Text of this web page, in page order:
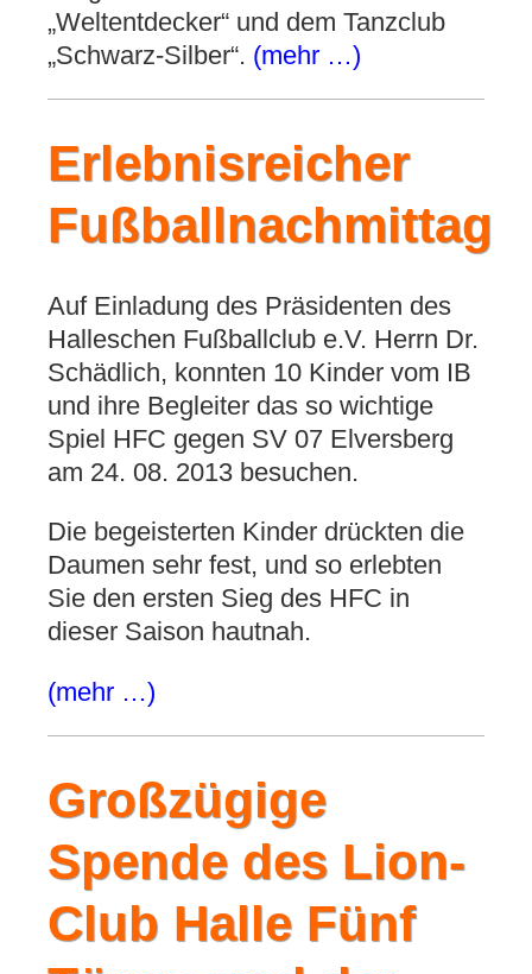
„Weltentdecker“ und dem Tanzclub
„Schwarz-Silber“. (mehr …)
Erlebnisreicher
Fußballnachmittag
Auf Einladung des Präsidenten des
Halleschen Fußballclub e.V. Herrn Dr.
Schädlich, konnten 10 Kinder vom IB
und ihre Begleiter das so wichtige
Spiel HFC gegen SV 07 Elversberg
am 24. 08. 2013 besuchen.
Die begeisterten Kinder drückten die
Daumen sehr fest, und so erlebten
Sie den ersten Sieg des HFC in
dieser Saison hautnah.
(mehr …)
Großzügige
Spende des Lion-
Club Halle Fünf